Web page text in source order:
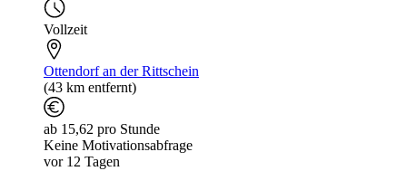
Vollzeit
Ottendorf an der Rittschein
(43 km entfernt)
ab 15,62 pro Stunde
Keine Motivationsabfrage
vor 12 Tagen